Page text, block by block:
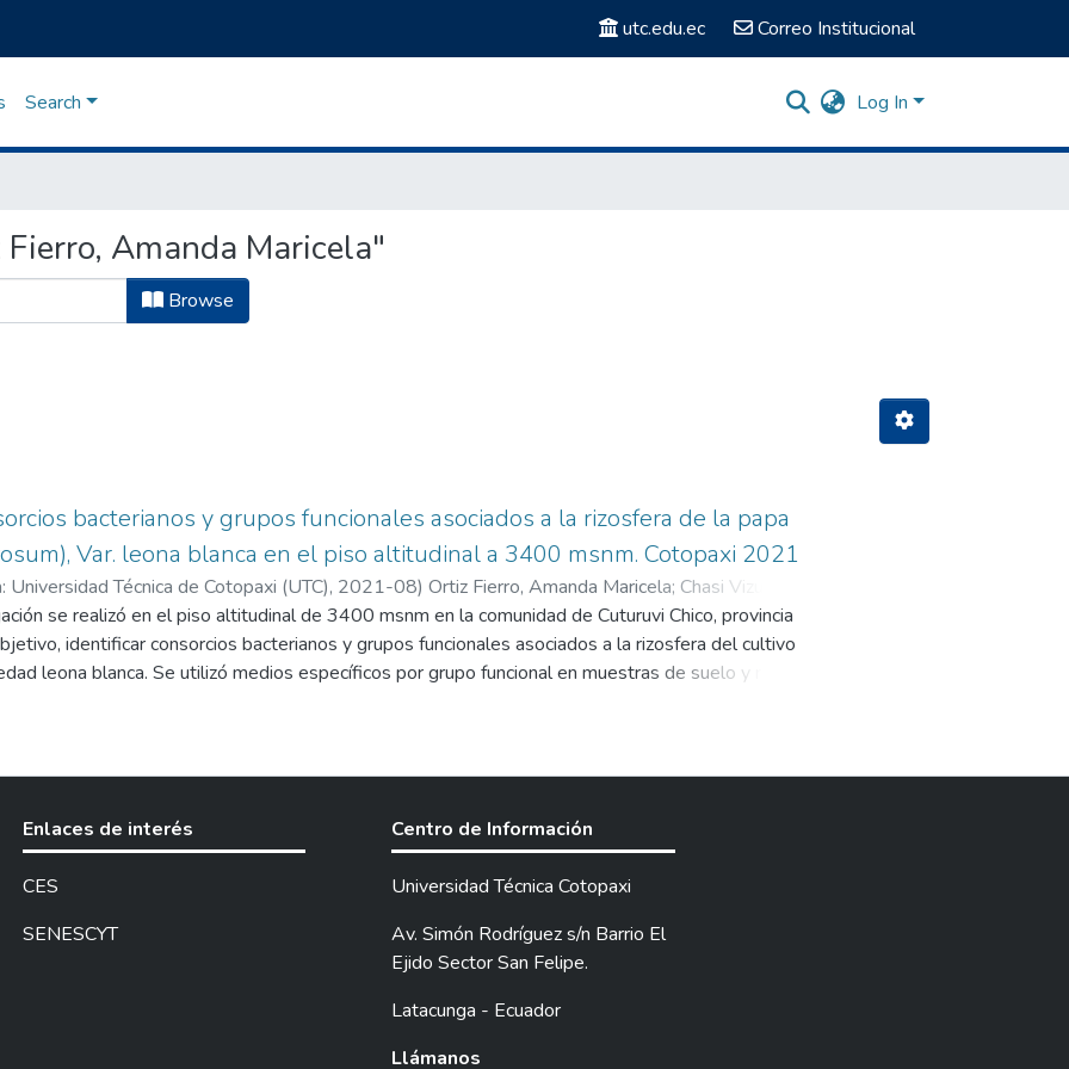
utc.edu.ec Correo Institucional
Search Log In
Amanda Maricela"
Browse
bacterianos y grupos funcionales asociados a la rizosfera de la papa
Var. leona blanca en el piso altitudinal a 3400 msnm. Cotopaxi 2021
Universidad Técnica de Cotopaxi (UTC), 2021-08) Ortiz Fierro, Amanda Maricela; Chasi Vizuete,
se realizó en el piso altitudinal de 3400 msnm en la comunidad de Cuturuvi Chico, provincia
identificar consorcios bacterianos y grupos funcionales asociados a la rizosfera del cultivo
leona blanca. Se utilizó medios específicos por grupo funcional en muestras de suelo y raíz,
de(Bernal, 2005) como: (Microbiota total se utiliza Agar Nutritiva, Bacterias fijadoras
el estado de composición del suelo se realizó un análisis físico-químico que se fue procesado en
de los datos obtenidos en la investigación se puede decir que se identificaron tres familias
Xanthomonadaceae con lecturas acumulativas de 34.238, y 2.009 los géneros
fueron Raoultella con lecturas acumulativas de 1,949 y la especie con mayor abundancia fue
con lectura de 1,097. De esta manera se contribuye a la caracterización de la biodiversidad de
piso alto andino a las condiciones en la que se encuentra los microorganismos.El grupo funcional
seguido de pseudomonas en la determinación de colonias por gripo funcional, lo que nos
existe una mayor cantidad de Solubilizadoras de fósforo en relación al resto de los grupos
Enlaces de interés
CES
SENESCYT
Centro de Información
Universidad Técnica Cotopaxi
Av. Simón Rodríguez s/n Barrio El
Ejido Sector San Felipe.
Latacunga - Ecuador
Llámanos